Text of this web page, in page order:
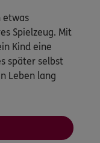
etwas
Spielzeug. Mit
Kind eine
später selbst
Leben lang